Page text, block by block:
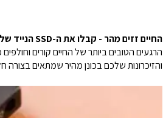
החיים זזים מהר - קבלו את ה-SSD הנייד שלנו SanDisk
והזיכרונות שלכם בכונן מהיר שמתאים בצורה